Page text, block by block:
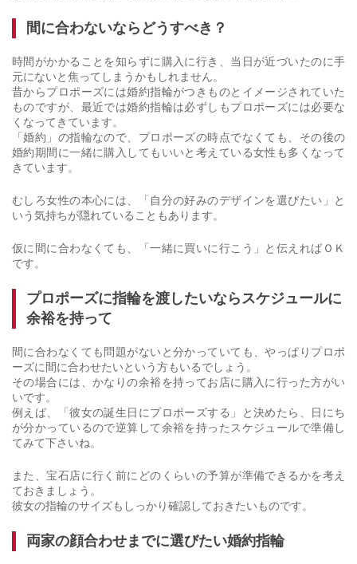
間に合わないならどうすべき？
時間がかかることを知らずに購入に行き、当日が近づいたのに手
元にないと焦ってしまうかもしれません。
昔からプロポーズには婚約指輪がつきものとイメージされていた
ものですが、最近では婚約指輪は必ずしもプロポーズには必要な
くなってきています。
「婚約」の指輪なので、プロポーズの時点でなくても、その後の
婚約期間に一緒に購入してもいいと考えている女性も多くなって
きています。
むしろ女性の本心には、「自分の好みのデザインを選びたい」と
いう気持ちが隠れていることもあります。
仮に間に合わなくても、「一緒に買いに行こう」と伝えればＯＫ
です。
プロポーズに指輪を渡したいならスケジュールに
余裕を持って
間に合わなくても問題がないと分かっていても、やっぱりプロポ
ーズに間に合わせたいという方もいるでしょう。
その場合には、かなりの余裕を持ってお店に購入に行った方がい
いです。
例えば、「彼女の誕生日にプロポーズする」と決めたら、日にち
が分かっているので逆算して余裕を持ったスケジュールで準備し
てみて下さいね。
また、宝石店に行く前にどのくらいの予算が準備できるかを考え
ておきましょう。
彼女の指輪のサイズもしっかり確認しておきたいものです。
両家の顔合わせまでに選びたい婚約指輪